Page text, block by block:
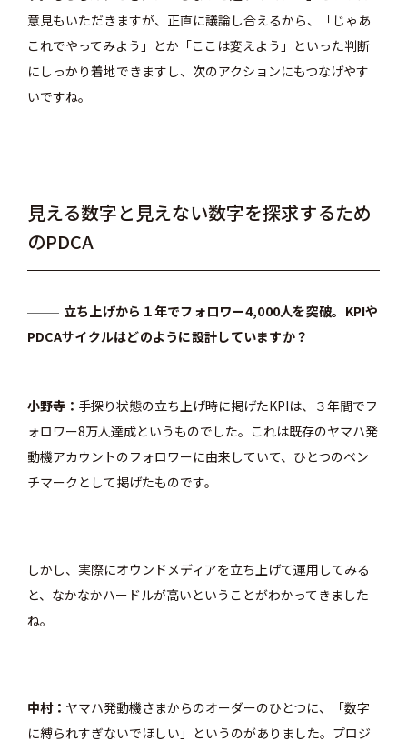
意見もいただきますが、正直に議論し合えるから、「じゃあ
これでやってみよう」とか「ここは変えよう」といった判断
にしっかり着地できますし、次のアクションにもつなげやす
いですね。
見える数字と見えない数字を探求するため
のPDCA
立ち上げから１年でフォロワー4,000人を突破。KPIや
PDCAサイクルはどのように設計していますか？
小野寺
手探り状態の立ち上げ時に掲げたKPIは、３年間でフ
ォロワー8万人達成というものでした。これは既存のヤマハ発
動機アカウントのフォロワーに由来していて、ひとつのベン
チマークとして掲げたものです。
しかし、実際にオウンドメディアを立ち上げて運用してみる
と、なかなかハードルが高いということがわかってきました
ね。
中村
ヤマハ発動機さまからのオーダーのひとつに、「数字
に縛られすぎないでほしい」というのがありました。プロジ